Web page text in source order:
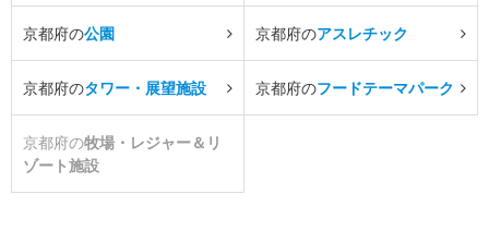
京都府の公園 京都府のアスレチック
京都府のタワー・展望施設 京都府のフードテーマパーク
京都府の牧場・レジャー＆リ
ゾート施設